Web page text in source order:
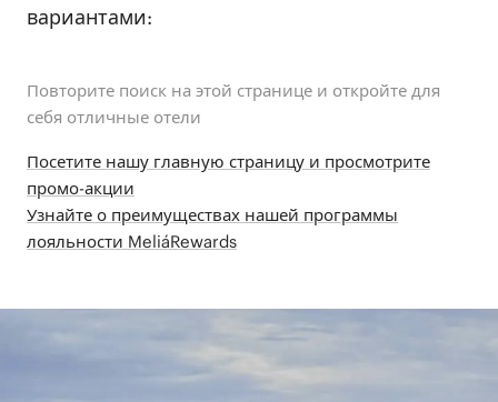
вариантами:
Повторите поиск на этой странице и откройте для
себя отличные отели
Посетите нашу главную страницу и просмотрите
промо-акции
Узнайте о преимуществах нашей программы
лояльности MeliáRewards